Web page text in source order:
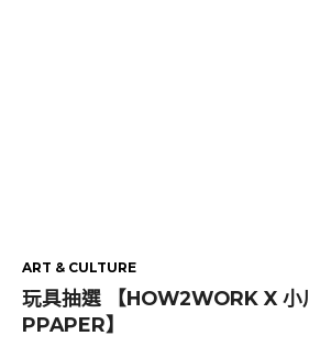
ART & CULTURE
玩具抽選 【HOW2WORK X 小
PPAPER】